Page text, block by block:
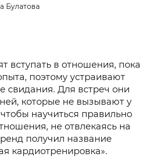
Булатова
вступать в отношения, пока
поэтому устраивают
свидания. Для встреч они
которые не вызывают у
научиться правильно
не отвлекаясь на
получил название
кардиотренировка».